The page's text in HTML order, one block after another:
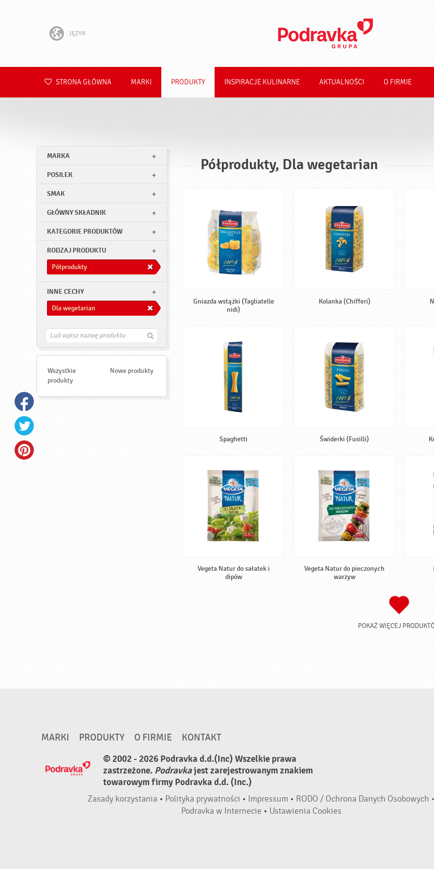
JĘZYK
Hrvatski
Română
Deutsch
STRONA GŁÓWNA MARKI PRODUKTY INSPIRACJE KULINARNE AKTUALNOŚCI O FIRMIE
MARKA
POSILEK
SMAK
GŁÓWNY SKŁADNIK
KATEGORIE PRODUKTÓW
RODZAJ PRODUKTU
Półprodukty
INNE CECHY
Dla wegetarian
Z
d
Wszystkie
produkty
Nowe produkty
Półprodukty, Dla wegetarian
Gniazda wstążki (Tagliatelle
nidi)
Kolanka (Chifferi)
Spaghetti Świderki (Fusilli)
Vegeta Natur do sałatek i
dipów
Vegeta Natur do pieczonych
warzyw
POKAŻ WIĘCEJ
MARKI PRODUKTY O FIRMIE
KONTAKT
© 2002 - 2026 Podravka d.d.(Inc) Wszelkie prawa
zastrzeżone. Podravkajest zarejestrowanym znakiem
towarowym firmy Podravka d.d. (Inc.)
Zasady korzystania • Polityka prywatności • Impressum • RODO / Ochrona Danych Osobowych •
Podravka w Internecie • Ustawienia Cookies